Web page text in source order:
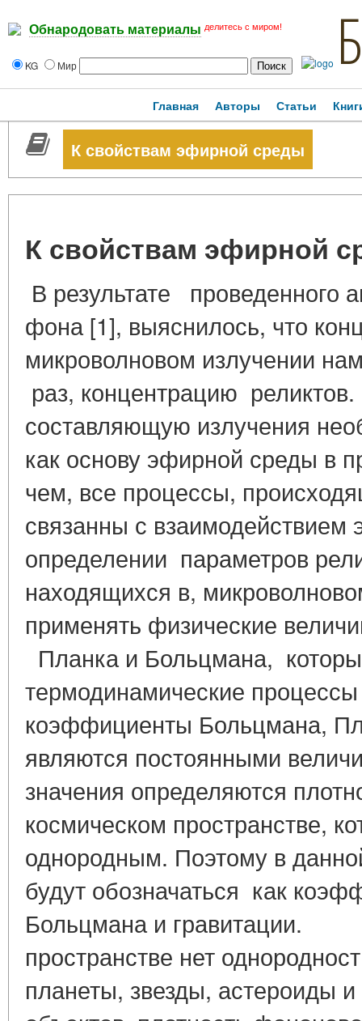
Обнародовать материалы делитесь с миром!
KG Мир
Главная Авторы Статьи
К свойствам эфирной среды
К свойствам эфирной
В результате проведенного
фона [1], выяснилось, что
микроволновом излучении
раз, концентрацию
составляющую излучения
как основу эфирной среды в
чем, все процессы,
связанны с
определении параметров
находящихся в,
применять физические
Планка и Больцмана,
термодинамические
коэффициенты Больцмана,
являются постоянными
значения определяются
космическом пространстве,
однородным. Поэтому в
будут обозначаться как
Больцмана и гравитации.
пространстве нет
планеты, звезды, астероиды